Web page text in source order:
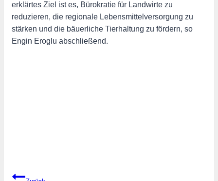
erklärtes Ziel ist es, Bürokratie für Landwirte zu
reduzieren, die regionale Lebensmittelversorgung zu
stärken und die bäuerliche Tierhaltung zu fördern, so
Engin Eroglu abschließend.
Beitragsnavigation